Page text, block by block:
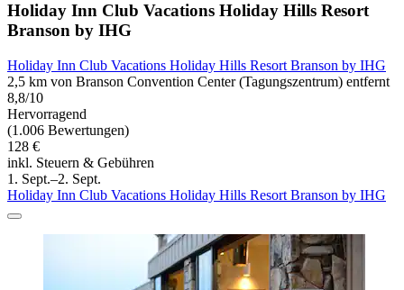
Holiday Inn Club Vacations Holiday Hills Resort
Branson by IHG
Holiday Inn Club Vacations Holiday Hills Resort Branson by IHG
2,5 km von Branson Convention Center (Tagungszentrum) entfernt
8,8/10
Hervorragend
(1.006 Bewertungen)
128 €
inkl. Steuern & Gebühren
1. Sept.–2. Sept.
Holiday Inn Club Vacations Holiday Hills Resort Branson by IHG